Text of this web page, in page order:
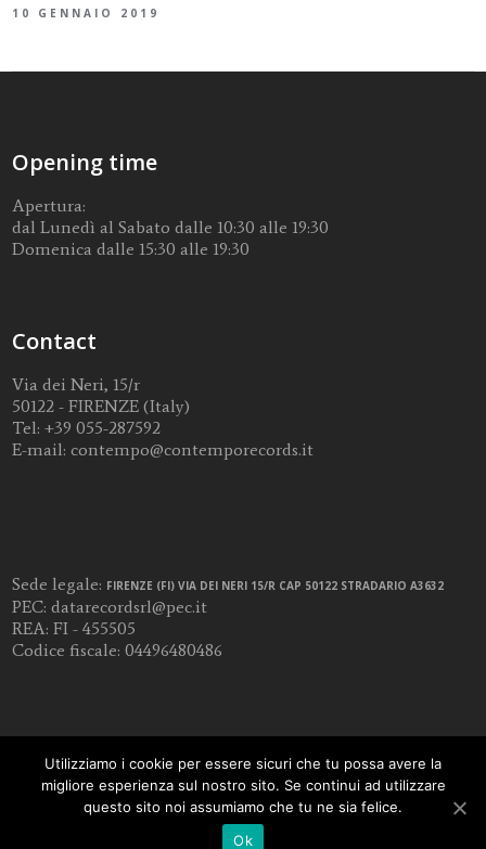
10 GENNAIO 2019
Opening time
Apertura:
dal Lunedì al Sabato dalle 10:30 alle 19:30
Domenica dalle 15:30 alle 19:30
Contact
Via dei Neri, 15/r
50122 - FIRENZE (Italy)
Tel:+39 055-287592
E-mail:contempo@contemporecords.it
Sede legale: FIRENZE (FI) VIA DEI NERI 15/R CAP 50122 STRADARIO A3632
PEC:datarecordsrl@pec.it
REA: FI - 455505
Codice fiscale: 04496480486
DOTFLORENCE WEB AGENCY
Utilizziamo i cookie per essere sicuri che tu possa avere la
migliore esperienza sul nostro sito. Se continui ad utilizzare
questo sito noi assumiamo che tu ne sia felice.
Ok